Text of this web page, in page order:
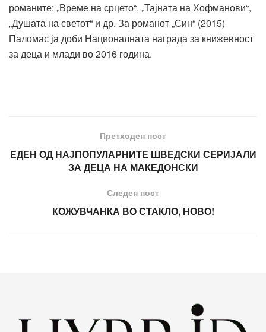
романите: „Време на срцето“, „Тајната на Хофманови“,
„Душата на светот“ и др. За романот „Син“ (2015)
Паломас ја доби Националната награда за книжевност
за деца и млади во 2016 година.
Претходен пост
EДЕН ОД НАЈПОПУЛАРНИТЕ ШВЕДСКИ СЕРИЈАЛИ
ЗА ДЕЦА НА МАКЕДОНСКИ
Следен пост
КОЖУВЧАНКА ВО СТАКЛО, НОВО!